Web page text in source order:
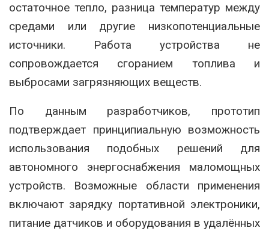
остаточное тепло, разница температур между
средами или другие низкопотенциальные
источники. Работа устройства не
сопровождается сгоранием топлива и
выбросами загрязняющих веществ.
По данным разработчиков, прототип
подтверждает принципиальную возможность
использования подобных решений для
автономного энергоснабжения маломощных
устройств. Возможные области применения
включают зарядку портативной электроники,
питание датчиков и оборудования в удалённых